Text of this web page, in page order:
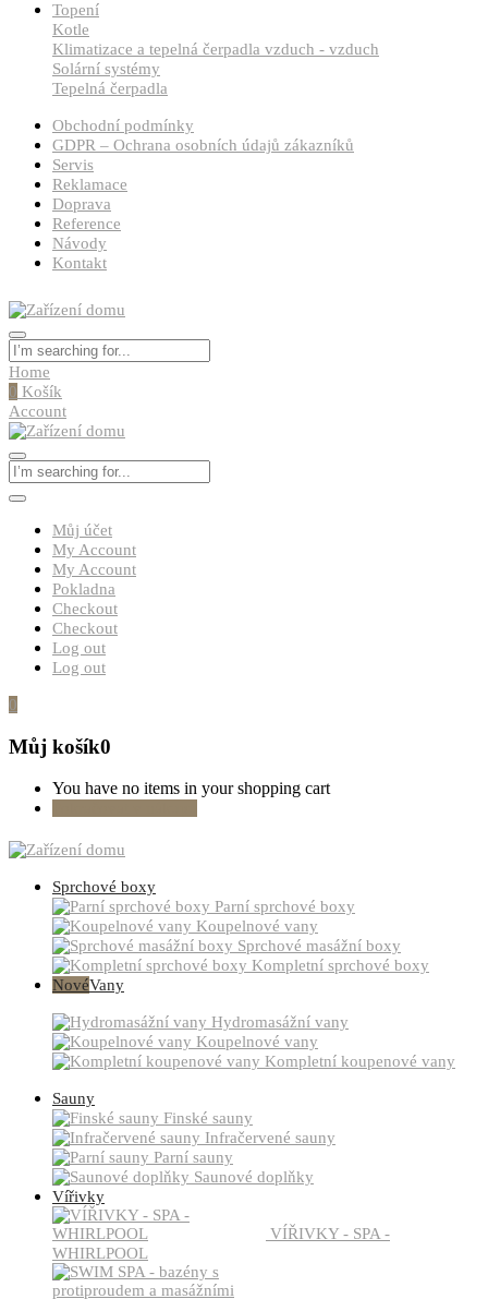
Topení
Kotle
Klimatizace a tepelná čerpadla vzduch - vzduch
Solární systémy
Tepelná čerpadla
Obchodní podmínky
GDPR – Ochrana osobních údajů zákazníků
Servis
Reklamace
Doprava
Reference
Návody
Kontakt
Home
0 Košík
Account
Můj účet
My Account
My Account
Pokladna
Checkout
Checkout
Log out
Log out
0
Můj košík0
You have no items in your shopping cart
Sprchové boxy
Parní sprchové boxy
Koupelnové vany
Sprchové masážní boxy
Kompletní sprchové boxy
NovéVany
Hydromasážní vany
Koupelnové vany
Kompletní koupenové vany
Sauny
Finské sauny
Infračervené sauny
Parní sauny
Saunové doplňky
Vířivky
VÍŘIVKY - SPA -
WHIRLPOOL